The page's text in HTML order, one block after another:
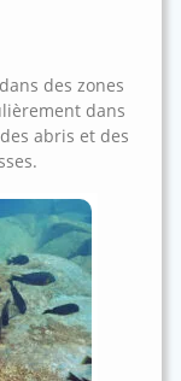
des zones
dans
abris et des